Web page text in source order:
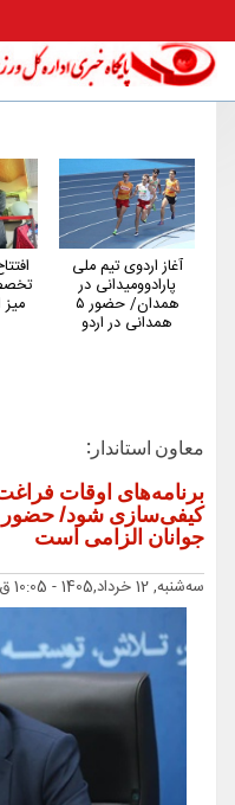
آغاز اردوی تیم ملی
پارادوومیدانی در
همدان/ حضور ۵
همدانی در اردو
معاون استاندار:
برنامه‌های اوقات
کیفی‌سازی شود/ حضور
جوانان الزامی است
ﺳﻪشنبه, 12 خرداد,1405 - 10:05 ق.ظ |